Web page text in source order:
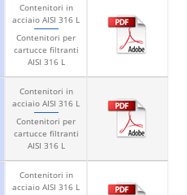
Contenitori in
acciaio AISI 316 L
Contenitori per
cartucce filtranti
AISI 316 L
Contenitori in
acciaio AISI 316 L
Contenitori per
cartucce filtranti
AISI 316 L
Contenitori in
acciaio AISI 316 L